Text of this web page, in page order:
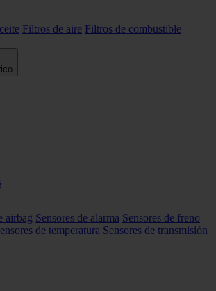
Filtros de aire Filtros de combustible
airbag Sensores de alarma Sensores de freno
de temperatura Sensores de transmisión